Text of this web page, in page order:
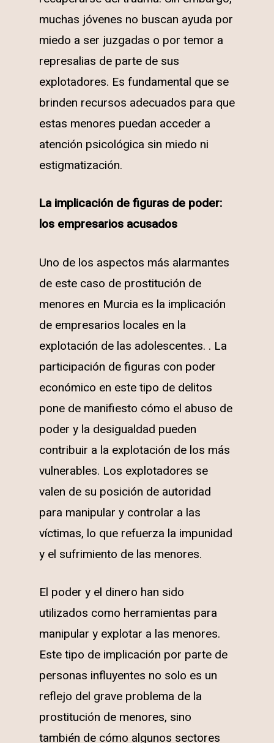
muchas jóvenes no buscan ayuda por
miedo a ser juzgadas o por temor a
represalias de parte de sus
explotadores. Es fundamental que se
brinden recursos adecuados para que
estas menores puedan acceder a
atención psicológica sin miedo ni
estigmatización.
La implicación de figuras de poder:
los empresarios acusados
Uno de los aspectos más alarmantes
de este caso de prostitución de
menores en Murcia es la implicación
de empresarios locales en la
explotación de las adolescentes. . La
participación de figuras con poder
económico en este tipo de delitos
pone de manifiesto cómo el abuso de
poder y la desigualdad pueden
contribuir a la explotación de los más
vulnerables. Los explotadores se
valen de su posición de autoridad
para manipular y controlar a las
víctimas, lo que refuerza la impunidad
y el sufrimiento de las menores.
El poder y el dinero han sido
utilizados como herramientas para
manipular y explotar a las menores.
Este tipo de implicación por parte de
personas influyentes no solo es un
reflejo del grave problema de la
prostitución de menores, sino
también de cómo algunos sectores